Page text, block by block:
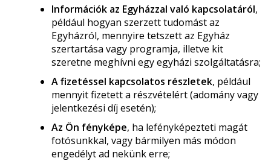
Információk az Egyházzal való kapcsolatáról,
például hogyan szerzett tudomást az
Egyházról, mennyire tetszett az Egyház
szertartása vagy programja, illetve kit
szeretne meghívni egy egyházi szolgáltatásra;
A fizetéssel kapcsolatos részletek, például
mennyit fizetett a részvételért (adomány vagy
jelentkezési díj esetén);
Az Ön fényképe, ha lefényképezteti magát
fotósunkkal, vagy bármilyen más módon
engedélyt ad nekünk erre;